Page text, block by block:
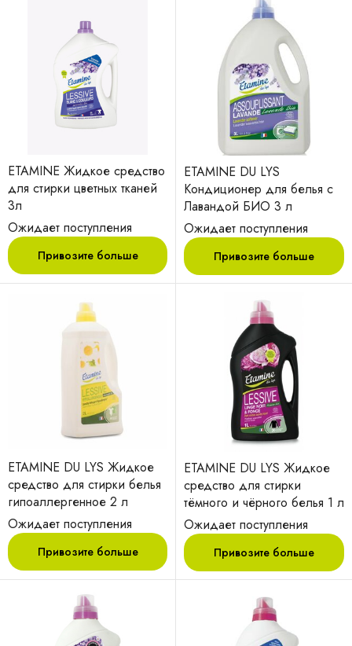
ETAMINE Жидкое средство
для стирки цветных тканей
3л
Ожидает поступления
Привозите больше
ETAMINE DU LYS
Кондиционер для белья с
Лавандой БИО 3 л
Ожидает поступления
Привозите больше
ETAMINE DU LYS Жидкое
средство для стирки белья
гипоаллергенное 2 л
Ожидает поступления
Привозите больше
ETAMINE DU LYS Жидкое
средство для стирки
тёмного и чёрного белья 1 л
Ожидает поступления
Привозите больше